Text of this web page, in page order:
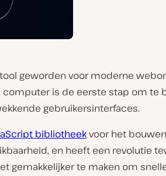
geworden voor moderne
computer is de eerste stap om te
gebruikersinterfaces.
bibliotheekvoor het bouwen
en heeft een revolutie
gemakkelijker te maken om